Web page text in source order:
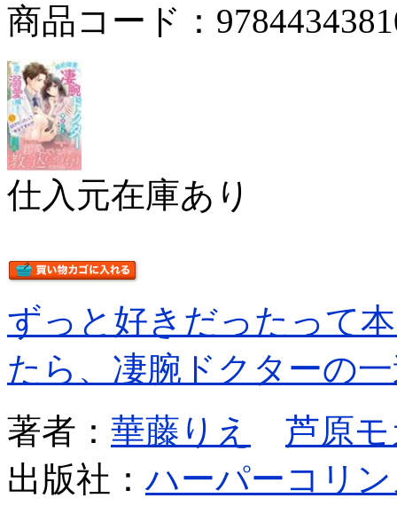
商品コード：
仕入元在庫あり
ずっと好きだったって
たら、凄腕ドクターの
著者： 華藤りえ
芦原
出版社：ハーパーコリ